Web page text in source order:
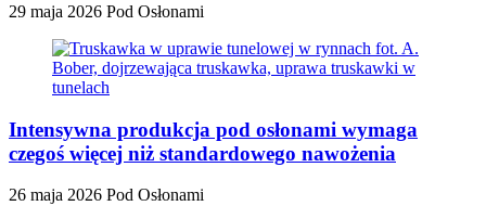
29 maja 2026 Pod Osłonami
Intensywna produkcja pod osłonami wymaga
czegoś więcej niż standardowego nawożenia
26 maja 2026 Pod Osłonami